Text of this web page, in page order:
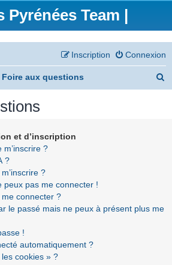
Pyrénées Team |
Connexion
Inscription
Foire aux questions
et d’inscription
m’inscrire ?
?
?
peux pas me connecter !
connecter ?
le passé mais ne peux à présent plus me
!
automatiquement ?
cookies » ?